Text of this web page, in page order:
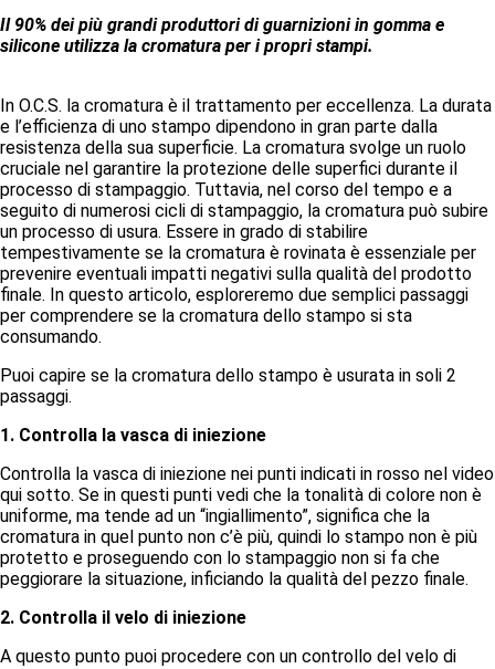
Il 90% dei più grandi produttori di guarnizioni in gomma e
silicone utilizza la cromatura per i propri stampi.
In O.C.S. la cromatura è il trattamento per eccellenza. La durata
e l’efficienza di uno stampo dipendono in gran parte dalla
resistenza della sua superficie. La cromatura svolge un ruolo
cruciale nel garantire la protezione delle superfici durante il
processo di stampaggio. Tuttavia, nel corso del tempo e a
seguito di numerosi cicli di stampaggio, la cromatura può subire
un processo di usura. Essere in grado di stabilire
tempestivamente se la cromatura è rovinata è essenziale per
prevenire eventuali impatti negativi sulla qualità del prodotto
finale. In questo articolo, esploreremo due semplici passaggi
per comprendere se la cromatura dello stampo si sta
consumando.
Puoi capire se la cromatura dello stampo è usurata in soli 2
passaggi.
1. Controlla la vasca di iniezione
Controlla la vasca di iniezione nei punti indicati in rosso nel video
qui sotto. Se in questi punti vedi che la tonalità di colore non è
uniforme, ma tende ad un “ingiallimento”, significa che la
cromatura in quel punto non c’è più, quindi lo stampo non è più
protetto e proseguendo con lo stampaggio non si fa che
peggiorare la situazione, inficiando la qualità del pezzo finale.
2. Controlla il velo di iniezione
A questo punto puoi procedere con un controllo del velo di